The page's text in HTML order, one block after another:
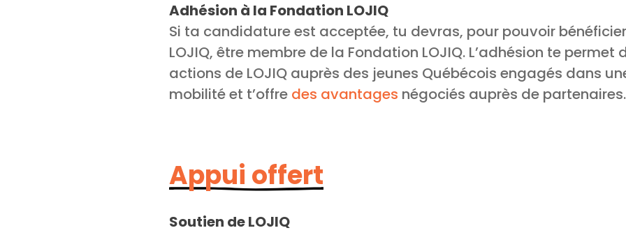
Adhésion à la Fondation LOJIQ
Si ta candidature est acceptée, tu devras, pour pouvoir
LOJIQ, être membre de la Fondation LOJIQ. L’adhésion te permet
actions de LOJIQ auprès des jeunes Québécois engagés dans
mobilité et t’offre des avantages négociés auprès de partenaires.
Appui offert
Soutien de LOJIQ